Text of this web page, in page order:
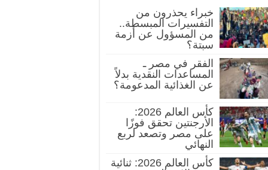
خبراء يحذرون من
التفسيرات المبسطة..
من المسؤول عن أزمة
سبتة؟
الفقر في مصر ـ
المساعدات النقدية بدلاً
عن الغذائية المدعومة؟
كأس العالم 2026:
الأرجنتين تحقق فوزًا
على مصر وتصعد لربع
النهائي
كأس العالم 2026: ثنائية